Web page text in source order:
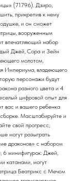
(71796). Дзиро,
прикрепив к нему
и он сможет
вооруженным
впечатляющий набор
Джей, Сора и Зейн
молотом,
Империума, владеющего
персонажи будут
разного цвета и 4
цифровой опыт для
вас и вашего ребенка
Масштабируйте и
свой прогресс;
могут разыграть
драконов» с набором
6 минифигурок: Джей,
катанами, могут
Беатрикс с Мечом